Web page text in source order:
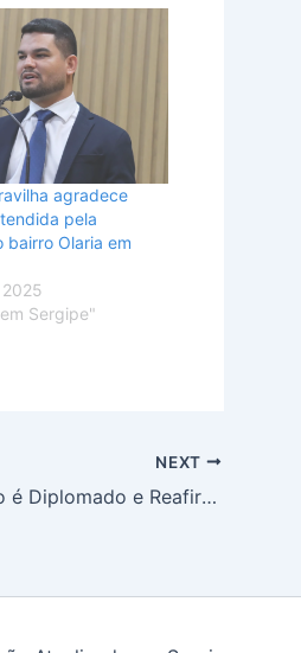
agradece
pela
bairro Olaria em
Sergipe"
NEXT
Vereador Binho é Diplomado e Reafirma Compromisso com Aracaju